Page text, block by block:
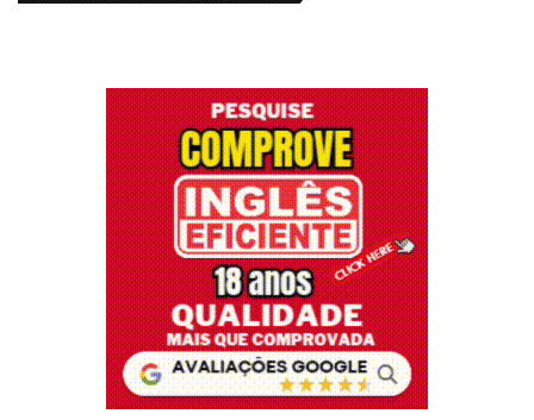
Vereador Francisco
Chaguinhas
lamenta morte do
radialista Juarez
26 de fevereiro de 2021
Morre o radialista
Herberth Pereira
(Betinho da rádio
Educadora)
2 de abril de 2023
Em "MARANHÃO"